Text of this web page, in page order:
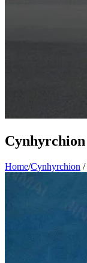
Cynhyrchion
Home/Cynhyrchion /